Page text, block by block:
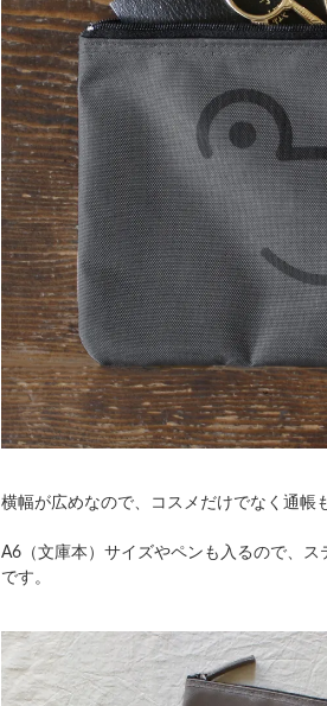
横幅が広めなので、コスメだけでなく通帳
A6（文庫本）サイズやペンも入るので、
です。